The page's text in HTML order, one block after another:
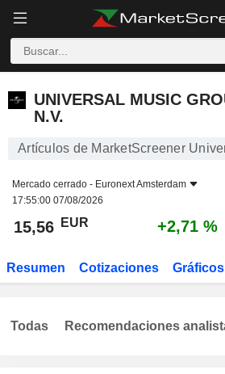
UNIVERSAL MUSIC
N.V.
Artículos de MarketScreener
Mercado cerrado - Euronext Amsterdam
17:55:00 07/08/2026
15,56 EUR +2,71 %
Resumen Cotizaciones Gráficos
Todas Recomendaciones